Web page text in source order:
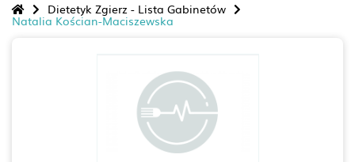
Dietetyk Zgierz - Lista Gabinetów
Natalia Kościan-Maciszewska